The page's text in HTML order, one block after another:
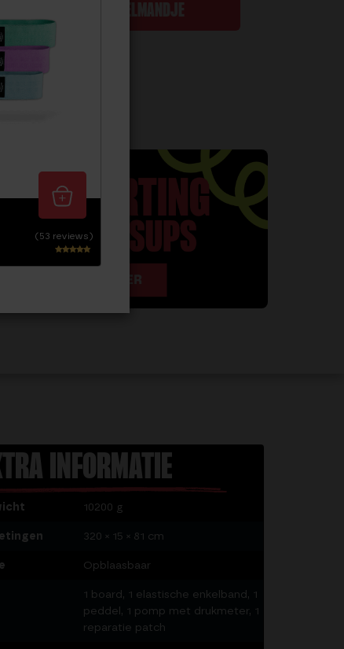
(53 reviews)
IN WINKELMANDJE
huis!
INFORMATIE
10200 g
320 × 15 × 81 cm
Opblaasbaar
1 board, 1 elastische enkelband, 1
peddel, 1 pomp met drukmeter, 1
reparatie patch